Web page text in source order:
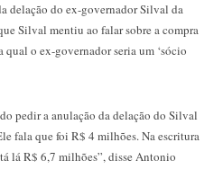
delação do ex-governador Silval da
Silval mentiu ao falar sobre a compra
o ex-governador seria um ‘sócio
pedir a anulação da delação do Silval
fala que foi R$ 4 milhões. Na escritura
lá R$ 6,7 milhões”, disse Antonio